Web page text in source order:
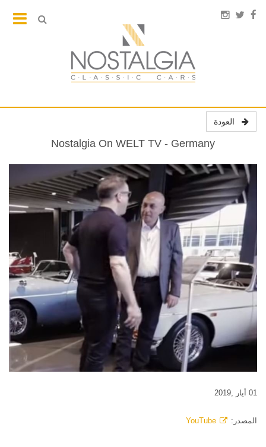
Nostalgia On WELT TV - Germany
العودة
01 أيار ,2019
المصدر: